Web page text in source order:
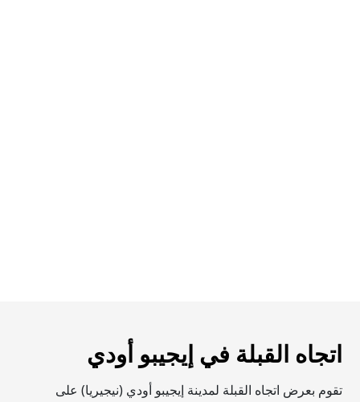
اتجاه القبلة في إيجيبو أودي
تقوم بعرض اتجاه القبلة لمدينة إيجيبو أودي (نيجيريا) على